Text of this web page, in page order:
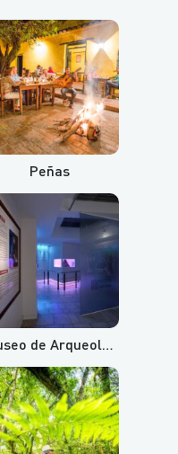
Peñas
Museo de Arqueología de Alta Montaña